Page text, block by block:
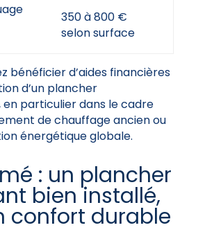
350 à 800 €
selon surface
bénéficier d’aides financières
d’un plancher
en particulier dans le cadre
de chauffage ancien ou
énergétique globale.
: un plancher
bien installé,
confort durable